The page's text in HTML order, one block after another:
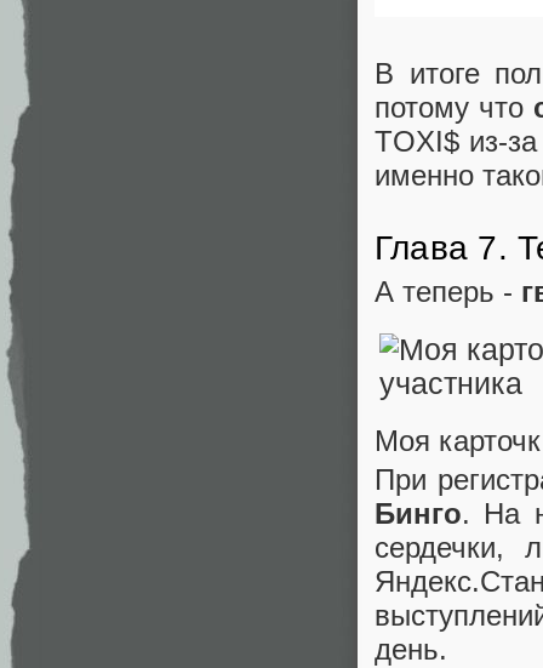
В итоге
потому что
TOXI$ из-
именно
Глава 7.
А теперь -
Моя
При
Бинго. На
сердечки,
день.